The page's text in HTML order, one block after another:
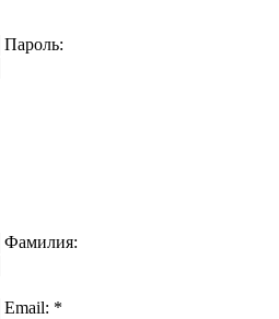
Пароль:
Фамилия:
Email: *